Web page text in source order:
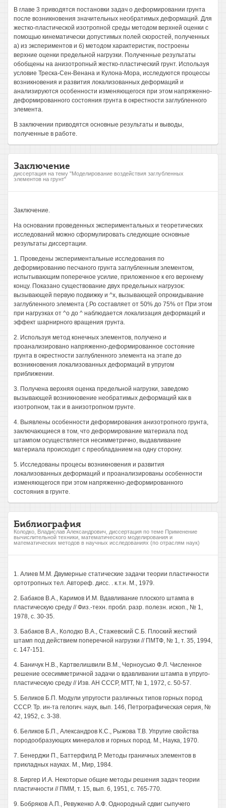
В главе 3 приводятся постановки задач о деформировании грунта
после возникновения значительных необратимых деформаций. Для
жестко-пластической изотропной среды методом верхней оценки с
помощью кинематически допустимых полей скоростей, полученных
а) из экспериментов и б) методом характеристик, построены
верхние оценки предельной нагрузки. Полученные результаты
обобщены на анизотропный жестко-пластический грунт. Используя
условие Треска-Сен-Венана и Кулона-Мора, исследуются процессы
возникновения и развития локализованных деформаций и
анализируются особенности изменяющегося при этом напряженно-
деформированного состояния грунта в окрестности заглубленного
элемента.
В заключении приводятся основные результаты и выводы,
полученные в работе.
Заключение
диссертация на тему "Моделирование воздействия заглубленных
элементов на грунт"
Заключение.
На основании проведенных экспериментальных и теоретических
исследований можно сформулировать следующие основные
результаты диссертации.
1. Проведены экспериментальные исследования по
деформированию песчаного грунта заглубленным элементом,
испытывающим поперечное усилие, приложенное к его верхнему
концу. Показано существование двух предельных нагрузок:
вызывающей первую подвижку и ^х, вызывающей опрокидывание
заглубленного элемента (.Ро составляет от 50% до 75% от При этом
при нагрузках от ^о до ^ наблюдается локализация деформаций и
эффект шарнирного вращения грунта.
2. Используя метод конечных элементов, получено и
проанализировано напряженно-деформированное состояние
грунта в окрестности заглубленного элемента на этапе до
возникновения локализованных деформаций в упругом
приближении.
3. Получена верхняя оценка предельной нагрузки, заведомо
вызывающей возникновение необратимых деформаций как в
изотропном, так и в анизотропном грунте.
4. Выявлены особенности деформирования анизотропного грунта,
заключающиеся в том, что деформирование материала под
штампом осуществляется несимметрично, выдавливание
материала происходит с преобладанием на одну сторону.
5. Исследованы процесы возникновения и развития
локализованных деформаций и проанализированы особенности
изменяющегося при этом напряженно-деформированного
состояния в грунте.
Библиография
Колодко, Владислав Александрович, диссертация по теме Применение
вычислительной техники, математического моделирования и
математических методов в научных исследованиях (по отраслям наук)
1. Алиев М.М. Двумерные статические задачи теории пластичности
ортотропных тел. Автореф. дисс. . к.т.н. М., 1979.
2. Бабаков В.А., Каримов И.М. Вдавливание плоского штампа в
пластическую среду // Физ.-техн. пробл. разр. полезн. ископ., № 1,
1978, с. 30-35.
3. Бабаков В.А., Колодко В.А., Стажевский С.Б. Плоский жесткий
штамп под действием поперечной нагрузки // ПМТФ, № 1, т. 35, 1994,
с. 147-151.
4. Баничук Н.В., Картвелишвили В.М., Черноусько Ф.Л. Численное
решение осесимметричной задачи о вдавливании штампа в упруго-
пластическую среду // Изв. АН СССР, МТТ, № 1, 1972, с. 50-57.
5. Беликов Б.П. Модули упругости различных типов горных пород
СССР. Тр. ин-та гелогич. наук, вып. 146, Петрографическая серия, №
42, 1952, с. 3-38.
6. Беликов Б.П., Александров К.С., Рыжова Т.В. Упругие свойства
породообразующих минералов и горных пород. М., Наука, 1970.
7. Бенерджи П., Баттерфилд Р. Методы граничных элементов в
прикладных науках. М., Мир, 1984.
8. Биргер И.А. Некоторые общие методы решения задач теории
пластичности // ПММ, т. 15, вып. 6, 1951, с. 765-770.
9. Бобряков А.П., Ревуженко А.Ф. Однородный сдвиг сыпучего